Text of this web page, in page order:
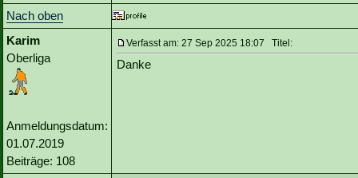
Nach oben
Karim
Oberliga
Anmeldungsdatum:
01.07.2019
Beiträge: 108
Verfasst am: 27 Sep 2025 18:07 Titel:
Danke